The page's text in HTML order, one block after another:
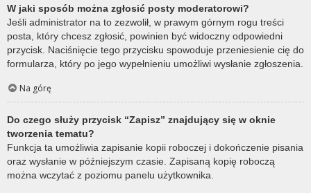
W jaki sposób można zgłosić posty moderatorowi?
Jeśli administrator na to zezwolił, w prawym górnym rogu treści
posta, który chcesz zgłosić, powinien być widoczny odpowiedni
przycisk. Naciśnięcie tego przycisku spowoduje przeniesienie cię do
formularza, który po jego wypełnieniu umożliwi wysłanie zgłoszenia.
Na górę
Do czego służy przycisk “Zapisz” znajdujący się w oknie
tworzenia tematu?
Funkcja ta umożliwia zapisanie kopii roboczej i dokończenie pisania
oraz wysłanie w późniejszym czasie. Zapisaną kopię roboczą
można wczytać z poziomu panelu użytkownika.